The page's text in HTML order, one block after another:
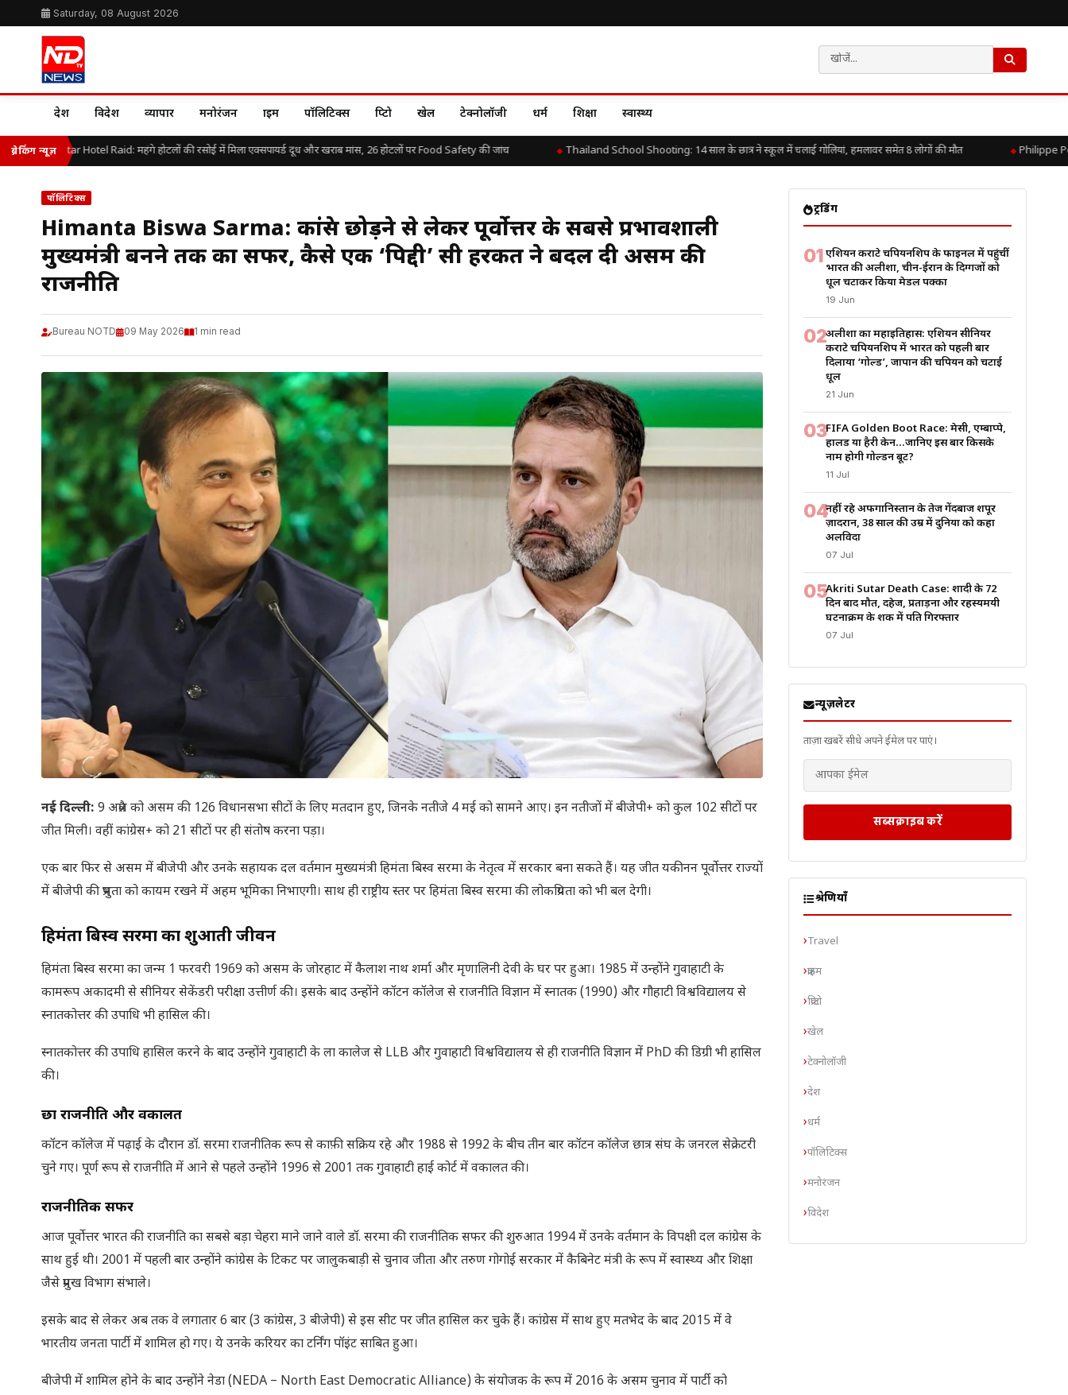
Saturday, 08 August 2026
देश विदेश व्यापार मनोरंजन क्राइम पॉलिटिक्स क्रिप्टो खेल टेक्नोलॉजी धर्म शिक्षा स्वास्थ्य
ब्रेकिंग न्यूज़
5-Star Hotel Raid: महंगे होटलों की रसोई में मिला एक्सपायर्ड दूध और खराब मांस, 26 होटलों पर Food Safety की जांच Thailand School Shooting: 14 साल के छात्र ने स्कूल में चलाई गोलियां, हमलावर समेत 8 लोगों की मौत Philippe
पॉलिटिक्स
Himanta Biswa Sarma: कांग्रेस छोड़ने से लेकर पूर्वोत्तर के सबसे प्रभावशाली
मुख्यमंत्री बनने तक का सफर, कैसे एक ‘पिद्दी’ सी हरकत ने बदल दी असम की
राजनीति
Bureau NOTD 09 May 2026 1 min read
नई दिल्ली: 9 अप्रैल को असम की 126 विधानसभा सीटों के लिए मतदान हुए, जिनके नतीजे 4 मई को सामने आए। इन नतीजों में बीजेपी+ को कुल 102 सीटों पर
जीत मिली। वहीं कांग्रेस+ को 21 सीटों पर ही संतोष करना पड़ा।
एक बार फिर से असम में बीजेपी और उनके सहायक दल वर्तमान मुख्यमंत्री हिमंता बिस्व सरमा के नेतृत्व में सरकार बना सकते हैं। यह जीत यकीनन पूर्वोत्तर राज्यों
में बीजेपी की प्रभुता को कायम रखने में अहम भूमिका निभाएगी। साथ ही राष्ट्रीय स्तर पर हिमंता बिस्व सरमा की लोकप्रियता को भी बल देगी।
हिमंता बिस्व सरमा का शुरुआती जीवन
हिमंता बिस्व सरमा का जन्म 1 फरवरी 1969 को असम के जोरहाट में कैलाश नाथ शर्मा और मृणालिनी देवी के घर पर हुआ। 1985 में उन्होंने गुवाहाटी के
कामरूप अकादमी से सीनियर सेकेंडरी परीक्षा उत्तीर्ण की। इसके बाद उन्होंने कॉटन कॉलेज से राजनीति विज्ञान में स्नातक (1990) और गौहाटी विश्वविद्यालय से
स्नातकोत्तर की उपाधि भी हासिल की।
स्नातकोत्तर की उपाधि हासिल करने के बाद उन्होंने गुवाहाटी के ला कालेज से LLB और गुवाहाटी विश्वविद्यालय से ही राजनीति विज्ञान में PhD की डिग्री भी हासिल
की।
छात्र राजनीति और वकालत
कॉटन कॉलेज में पढ़ाई के दौरान डॉ. सरमा राजनीतिक रूप से काफ़ी सक्रिय रहे और 1988 से 1992 के बीच तीन बार कॉटन कॉलेज छात्र संघ के जनरल सेक्रेटरी
चुने गए। पूर्ण रूप से राजनीति में आने से पहले उन्होंने 1996 से 2001 तक गुवाहाटी हाई कोर्ट में वकालत की।
राजनीतिक सफर
आज पूर्वोत्तर भारत की राजनीति का सबसे बड़ा चेहरा माने जाने वाले डॉ. सरमा की राजनीतिक सफर की शुरुआत 1994 में उनके वर्तमान के विपक्षी दल कांग्रेस के
साथ हुई थी। 2001 में पहली बार उन्होंने कांग्रेस के टिकट पर जालुकबाड़ी से चुनाव जीता और तरुण गोगोई सरकार में कैबिनेट मंत्री के रूप में स्वास्थ्य और शिक्षा
जैसे प्रमुख विभाग संभाले।
इसके बाद से लेकर अब तक वे लगातार 6 बार (3 कांग्रेस, 3 बीजेपी) से इस सीट पर जीत हासिल कर चुके हैं। कांग्रेस में साथ हुए मतभेद के बाद 2015 में वे
भारतीय जनता पार्टी में शामिल हो गए। ये उनके करियर का टर्निंग पॉइंट साबित हुआ।
बीजेपी में शामिल होने के बाद उन्होंने नेडा (NEDA – North East Democratic Alliance) के संयोजक के रूप में 2016 के असम चुनाव में पार्टी को
ट्रेंडिंग
01एशियन कराटे चैंपियनशिप के फाइनल में पहुंचीं
भारत की अलीशा, चीन-ईरान के दिग्गजों को
धूल चटाकर किया मेडल पक्का
19 Jun
02अलीशा का महाइतिहास: एशियन सीनियर
कराटे चैंपियनशिप में भारत को पहली बार
दिलाया ‘गोल्ड’, जापान की चैंपियन को चटाई
धूल
21 Jun
03FIFA Golden Boot Race: मेसी, एम्बाप्पे,
हालैंड या हैरी केन…जानिए इस बार किसके
नाम होगी गोल्डन बूट?
11 Jul
04नहीं रहे अफगानिस्तान के तेज गेंदबाज शपूर
ज़ादरान, 38 साल की उम्र में दुनिया को कहा
अलविदा
07 Jul
05Akriti Sutar Death Case: शादी के 72
दिन बाद मौत, दहेज, प्रताड़ना और रहस्यमयी
घटनाक्रम के शक में पति गिरफ्तार
07 Jul
न्यूज़लेटर
ताज़ा खबरें सीधे अपने ईमेल पर पाएं।
सब्सक्राइब करें
श्रेणियाँ
Travel
क्राइम
क्रिप्टो
खेल
टेक्नोलॉजी
देश
धर्म
पॉलिटिक्स
मनोरंजन
विदेश